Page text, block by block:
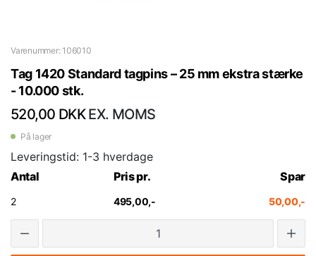
Varenummer: 106010
Tag 1420 Standard tagpins – 25 mm ekstra stærke
- 10.000 stk.
520,00 DKK EX. MOMS
På lager
Leveringstid: 1-3 hverdage
Antal
Pris pr. Spar
2 495,00,- 50,00,-